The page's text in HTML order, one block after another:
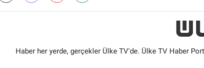
Haber her yerde, gerçekler Ülke TV'de. Ülke TV Haber